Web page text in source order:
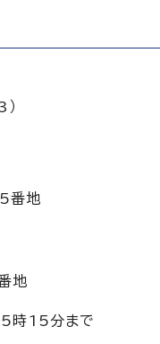
番地
地
5時15分まで